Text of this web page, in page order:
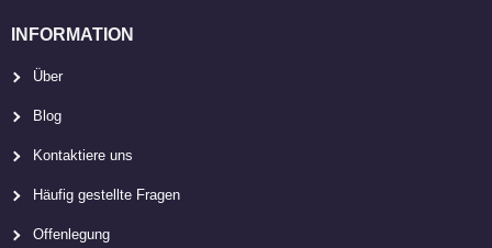
INFORMATION
Über
Blog
Kontaktiere uns
Häufig gestellte Fragen
Offenlegung